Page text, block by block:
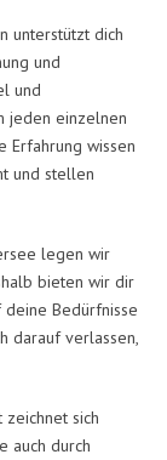
unterstützt dich
und
und
jeden einzelnen
Erfahrung wissen
und stellen
legen wir
bieten wir dir
Bedürfnisse
darauf verlassen,
sich
auch durch